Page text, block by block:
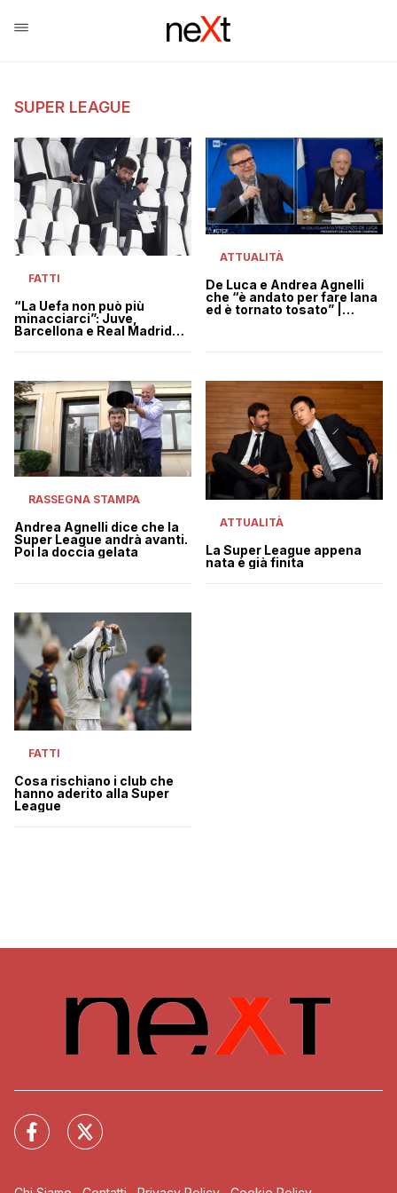
SUPER LEAGUE
FATTI
“La Uefa non può più
minacciarci”: Juve,
Barcellona e Real Madrid
ATTUALITÀ
De Luca e Andrea Agnelli
che “è andato per fare lana
ed è tornato tosato” |
RASSEGNA STAMPA
Andrea Agnelli dice che la
Super League andrà avanti.
Poi la doccia gelata
ATTUALITÀ
La Super League appena
nata è già finita
FATTI
Cosa rischiano i club che
hanno aderito alla Super
League